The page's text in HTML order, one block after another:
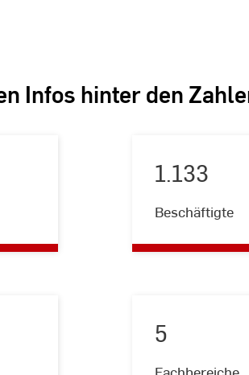
Infos hinter den
1.133
Beschäftigte
5